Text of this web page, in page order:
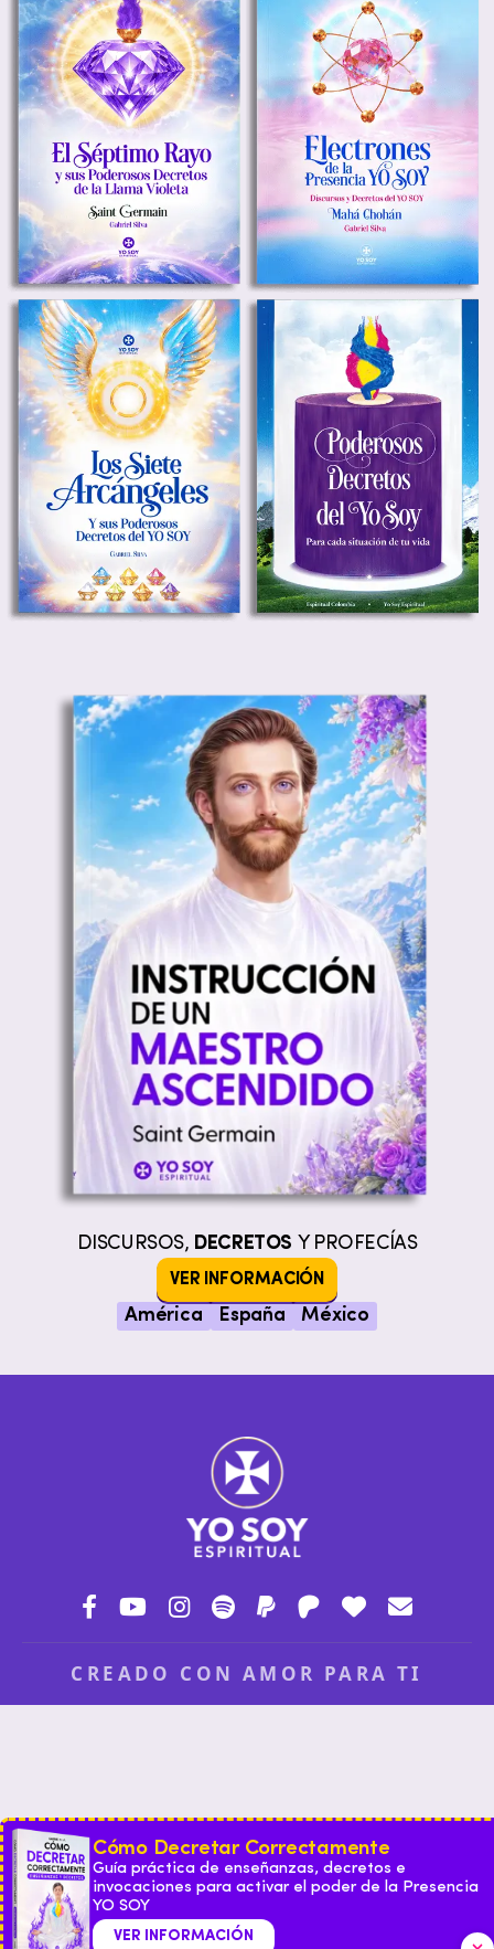
DISCURSOS, DECRETOS Y PROFECÍAS
VER INFORMACIÓN
América España México
CREADO CON AMOR PARA TI
Cómo Decretar Correctamente
Guía práctica de enseñanzas, decretos e
invocaciones para activar el poder de la Presencia
YO SOY
VER INFORMACIÓN